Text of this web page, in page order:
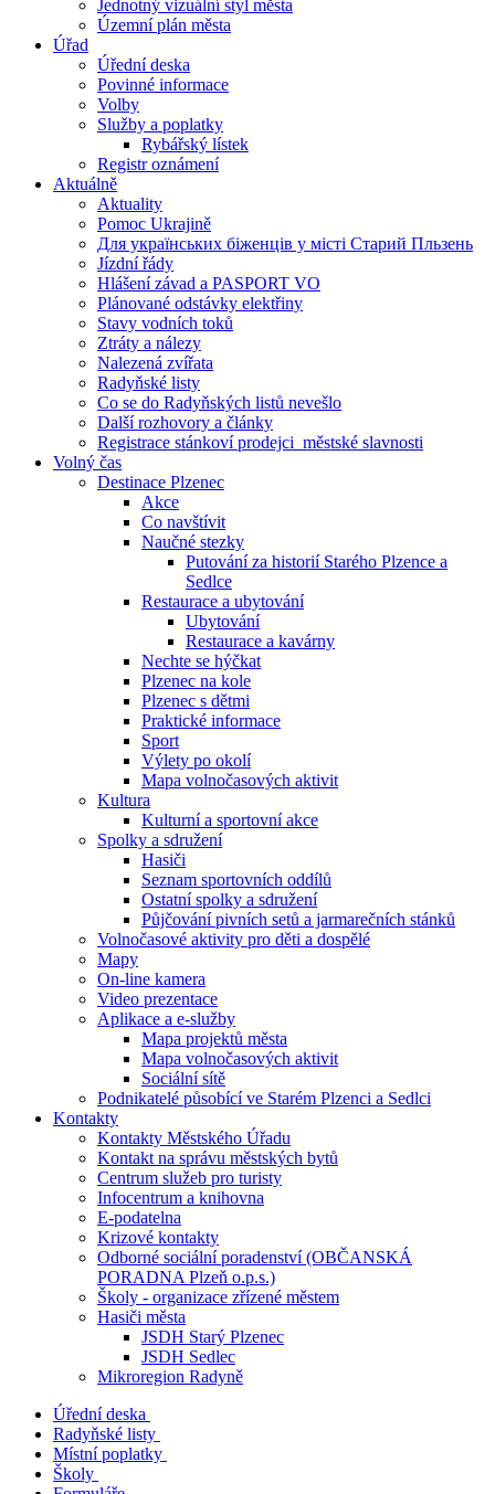
Jednotný vizuální styl města
Územní plán města
Úřad
Úřední deska
Povinné informace
Volby
Služby a poplatky
Rybářský lístek
Registr oznámení
Aktuálně
Aktuality
Pomoc Ukrajině
Для українських біженців у місті Старий Пльзень
Jízdní řády
Hlášení závad a PASPORT VO
Plánované odstávky elektřiny
Stavy vodních toků
Ztráty a nálezy
Nalezená zvířata
Radyňské listy
Co se do Radyňských listů nevešlo
Další rozhovory a články
Registrace stánkoví prodejci_městské slavnosti
Volný čas
Destinace Plzenec
Akce
Co navštívit
Naučné stezky
Putování za historií Starého Plzence a
Sedlce
Restaurace a ubytování
Ubytování
Restaurace a kavárny
Nechte se hýčkat
Plzenec na kole
Plzenec s dětmi
Praktické informace
Sport
Výlety po okolí
Mapa volnočasových aktivit
Kultura
Kulturní a sportovní akce
Spolky a sdružení
Hasiči
Seznam sportovních oddílů
Ostatní spolky a sdružení
Půjčování pivních setů a jarmarečních stánků
Volnočasové aktivity pro děti a dospělé
Mapy
On-line kamera
Video prezentace
Aplikace a e-služby
Mapa projektů města
Mapa volnočasových aktivit
Sociální sítě
Podnikatelé působící ve Starém Plzenci a Sedlci
Kontakty
Kontakty Městského Úřadu
Kontakt na správu městských bytů
Centrum služeb pro turisty
Infocentrum a knihovna
E-podatelna
Krizové kontakty
Odborné sociální poradenství (OBČANSKÁ
PORADNA Plzeň o.p.s.)
Školy - organizace zřízené městem
Hasiči města
JSDH Starý Plzenec
JSDH Sedlec
Mikroregion Radyně
Úřední deska
Radyňské listy
Místní poplatky
Školy